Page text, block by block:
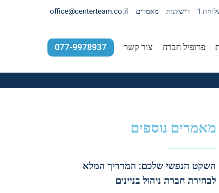
רישיונות מאמרים office@centerteam.co.il
פרופיל חברה צור קשר 077-9978937
מאמרים נוספים
השקט הנפשי שלכם: המדריך המלא
לבחירת חברת ניהול בניינים